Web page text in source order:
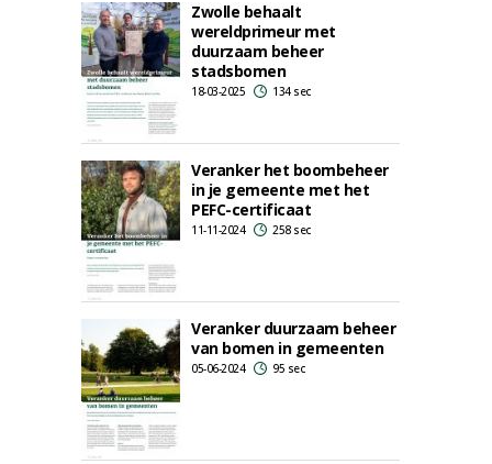
Zwolle behaalt
wereldprimeur met
duurzaam beheer
stadsbomen
18-03-2025 134 sec
Veranker het boombeheer
in je gemeente met het
PEFC-certificaat
11-11-2024 258 sec
Veranker duurzaam beheer
van bomen in gemeenten
05-06-2024 95 sec